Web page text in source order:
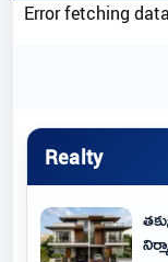
Error fetching
Realty